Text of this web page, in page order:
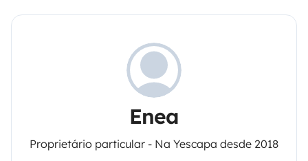
Enea
Proprietário particular - Na Yescapa desde 2018